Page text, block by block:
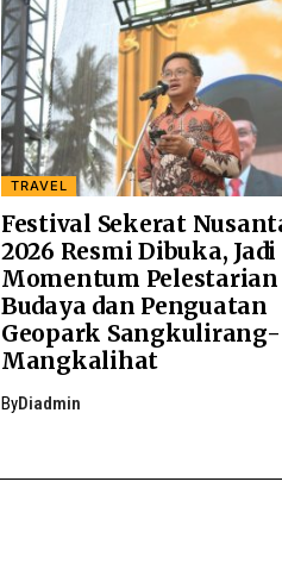
TRAVEL
Festival Sekerat
2026 Resmi Dibuka, Jadi
Momentum Pelestarian
Budaya dan Penguatan
Geopark Sangkulirang-
Mangkalihat
ByDiadmin